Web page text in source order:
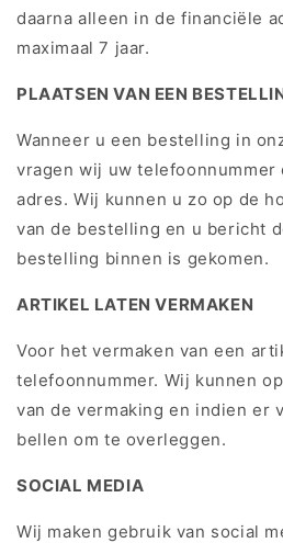
daarna alleen in de financiële
maximaal 7 jaar.
PLAATSEN VAN EEN
Wanneer u een bestelling in
vragen wij uw telefoonnummer
adres. Wij kunnen u zo op de
van de bestelling en u bericht
bestelling binnen is gekomen.
ARTIKEL LATEN VERMAKEN
Voor het vermaken van een
telefoonnummer. Wij kunnen
van de vermaking en indien er
bellen om te overleggen.
SOCIAL MEDIA
Wij maken gebruik van social